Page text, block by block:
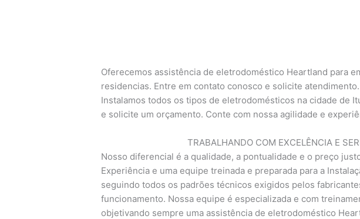
Oferecemos assistência de eletrodoméstico Heartland para
residencias. Entre em contato conosco e solicite atendimento.
Instalamos todos os tipos de eletrodomésticos na cidade de
e solicite um orçamento. Conte com nossa agilidade e
TRABALHANDO COM EXCELÊNCIA E
Nosso diferencial é a qualidade, a pontualidade e o preço
Experiência e uma equipe treinada e preparada para a
seguindo todos os padrões técnicos exigidos pelos
funcionamento. Nossa equipe é especializada e com
objetivando sempre uma assistência de eletrodoméstico